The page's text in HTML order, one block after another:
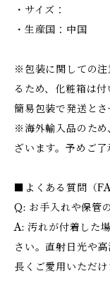
・サイズ：
・生産国：中国
※包装に関しての注
るため、化粧箱は
簡易包装で発送とさ
※海外輸入品のため
ざいます。予めご了
■よくある質問（
Q: お手入れや保管
A: 汚れが付着した
さい。直射日光や
長くご愛用いただけ